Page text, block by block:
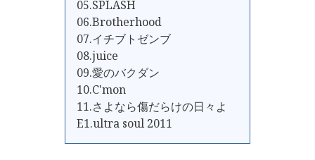
05.SPLASH
06.Brotherhood
07.イチブトゼンブ
08.juice
09.愛のバクダン
10.C'mon
11.さよなら傷だらけの日々よ
E1.ultra soul 2011